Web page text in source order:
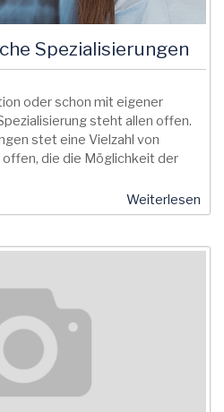
Spezialisierungen
oder schon mit eigener
steht allen offen.
stet eine Vielzahl von
die die Möglichkeit der
Weiterlesen